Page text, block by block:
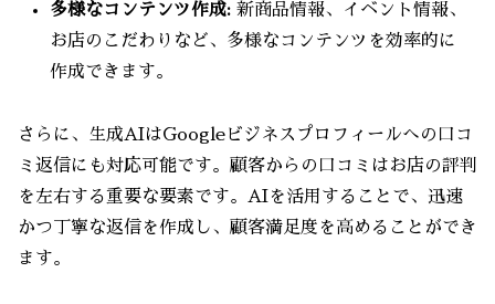
多様なコンテンツ作成: 新商品情報、イベント情報、
お店のこだわりなど、多様なコンテンツを効率的に
作成できます。
さらに、生成AIはGoogleビジネスプロフィールへの口コ
ミ返信にも対応可能です。顧客からの口コミはお店の評判
を左右する重要な要素です。AIを活用することで、迅速
かつ丁寧な返信を作成し、顧客満足度を高めることができ
ます。